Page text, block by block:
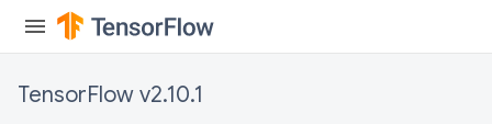
TensorFlow v2.10.1